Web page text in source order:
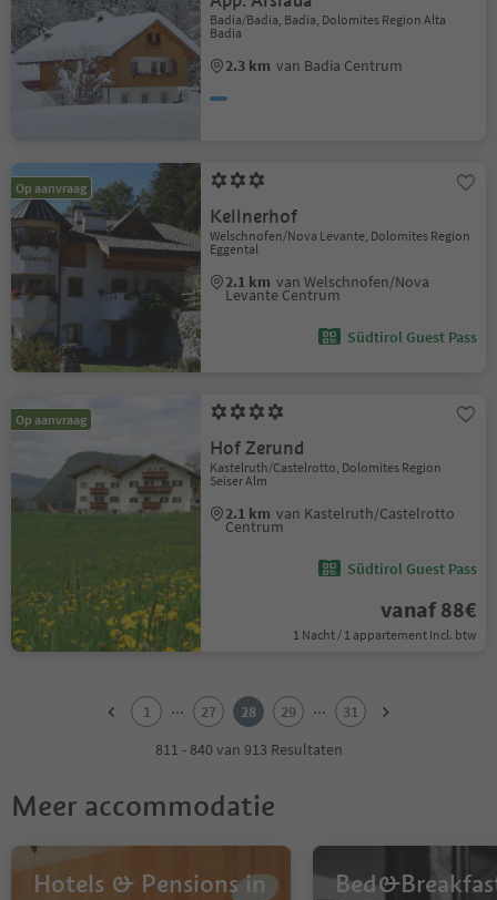
Badia/Badia, Badia, Dolomites Region Alta
Badia
2.3 km van Badia Centrum
Op aanvraag
Kellnerhof
Welschnofen/Nova Levante, Dolomites Region
Eggental
2.1 km van Welschnofen/Nova
Levante Centrum
Südtirol Guest Pass
Op aanvraag
Hof Zerund
Kastelruth/Castelrotto, Dolomites Region
Seiser Alm
2.1 km van Kastelruth/Castelrotto
Centrum
Südtirol Guest Pass
vanaf 88€
1 Nacht / 1 appartement Incl. btw
6
7
9
1 ... 27 28 29 ...
31
811 - 840 van 913 Resultaten
Meer accommodatie
Hotels & Pensions in